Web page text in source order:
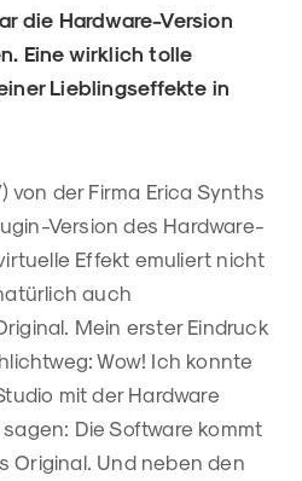
die Hardware-Version
Eine wirklich tolle
Lieblingseffekte in
von der Firma Erica Synths
Version des Hardware-
Effekt emuliert nicht
auch
Mein erster Eindruck
Wow! Ich konnte
mit der Hardware
Die Software kommt
Original. Und neben den